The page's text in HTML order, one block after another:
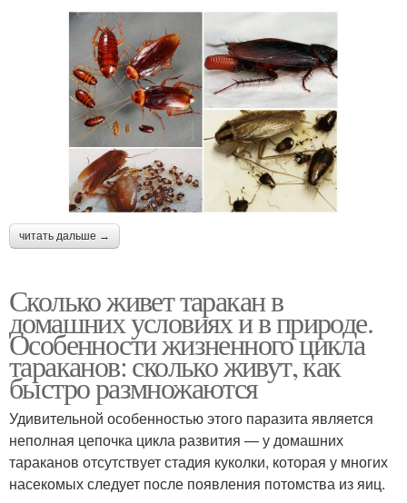
читать дальше →
Сколько живет таракан в
домашних условиях и в природе.
Особенности жизненного цикла
тараканов: сколько живут, как
быстро размножаются
Удивительной особенностью этого паразита является
неполная цепочка цикла развития — у домашних
тараканов отсутствует стадия куколки, которая у многих
насекомых следует после появления потомства из яиц.